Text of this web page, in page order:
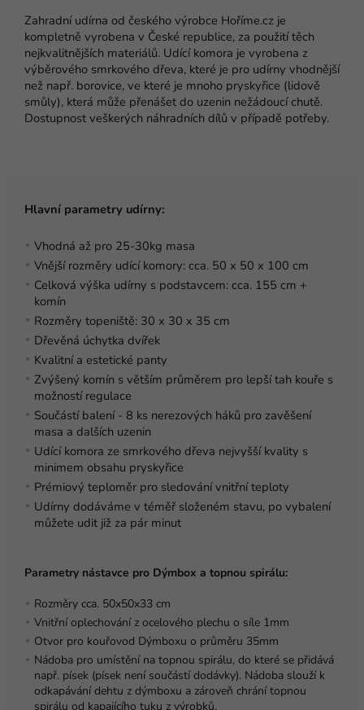
Zahradní udírna od českého výrobce Hoříme.cz je
kompletně vyrobena v České republice, za použití těch
nejkvalitnějších materiálů. Udící komora je vyrobena z
výběrového smrkového dřeva, které je pro udírny vhodnější
než např. borovice, ve které je mnoho pryskyřice (lidově
smůly), která může přenášet do uzenin nežádoucí chutě.
Dostupnost veškerých náhradních dílů v případě potřeby.
Hlavní parametry udírny:
Vhodná až pro 25-30kg masa
Vnější rozměry udící komory: cca. 50 x 50 x 100 cm
Celková výška udírny s podstavcem: cca. 155 cm +
komín
Rozměry topeniště: 30 x 30 x 35 cm
Dřevěná úchytka dvířek
Kvalitní a estetické panty
Zvýšený komín s větším průměrem pro lepší tah kouře s
možností regulace
Součástí balení - 8 ks nerezových háků pro zavěšení
masa a dalších uzenin
Udící komora ze smrkového dřeva nejvyšší kvality s
minimem obsahu pryskyřice
Prémiový teploměr pro sledování vnitřní teploty
Udírny dodáváme v téměř složeném stavu, po vybalení
můžete udit již za pár minut
Parametry nástavce pro Dýmbox a topnou spirálu:
Rozměry cca. 50x50x33 cm
Vnitřní oplechování z ocelového plechu o síle 1mm
Otvor pro kouřovod Dýmboxu o průměru 35mm
Nádoba pro umístění na topnou spirálu, do které se přidává
např. písek (písek není součástí dodávky). Nádoba slouží k
odkapávání dehtu z dýmboxu a zároveň chrání topnou
spirálu od kapajícího tuku z výrobků.